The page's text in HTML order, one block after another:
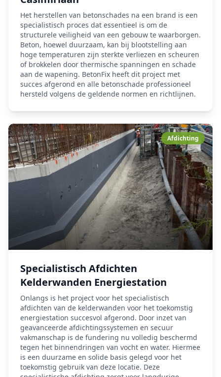
Het herstellen van betonschades na een brand is een
specialistisch proces dat essentieel is om de
structurele veiligheid van een gebouw te waarborgen.
Beton, hoewel duurzaam, kan bij blootstelling aan
hoge temperaturen zijn sterkte verliezen en scheuren
of brokkelen door thermische spanningen en schade
aan de wapening. BetonFix heeft dit project met
succes afgerond en alle betonschade professioneel
hersteld volgens de geldende normen en richtlijnen.
Afdichting
Specialistisch Afdichten
Kelderwanden Energiestation
Onlangs is het project voor het specialistisch
afdichten van de kelderwanden voor het toekomstig
energiestation succesvol afgerond. Door inzet van
geavanceerde afdichtingssystemen en secuur
vakmanschap is de fundering nu volledig beschermd
tegen het binnendringen van vocht en water. Hiermee
is een duurzame en solide basis gelegd voor het
toekomstig gebruik van deze locatie. Deze